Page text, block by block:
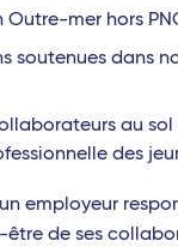
Outre-mer hors
soutenues dans
au
des
un employeur
être de ses